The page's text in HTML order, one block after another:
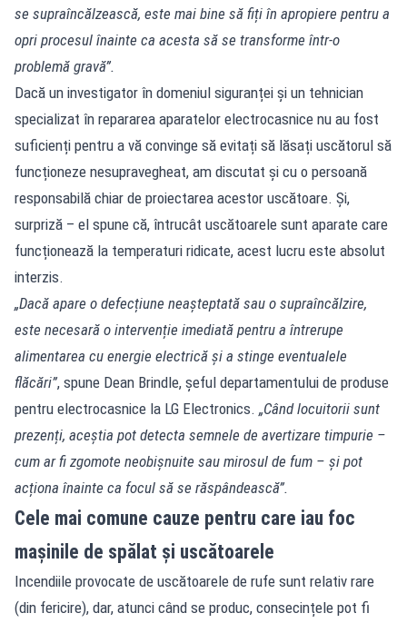
se supraîncălzească, este mai bine să fiți în apropiere pentru a
opri procesul înainte ca acesta să se transforme într-o
problemă gravă”.
Dacă un investigator în domeniul siguranței și un tehnician
specializat în repararea aparatelor electrocasnice nu au fost
suficienți pentru a vă convinge să evitați să lăsați uscătorul să
funcționeze nesupravegheat, am discutat și cu o persoană
responsabilă chiar de proiectarea acestor uscătoare. Și,
surpriză – el spune că, întrucât uscătoarele sunt aparate care
funcționează la temperaturi ridicate, acest lucru este absolut
interzis.
„Dacă apare o defecțiune neașteptată sau o supraîncălzire,
este necesară o intervenție imediată pentru a întrerupe
alimentarea cu energie electrică și a stinge eventualele
flăcări”, spune Dean Brindle, șeful departamentului de produse
pentru electrocasnice la LG Electronics. „Când locuitorii sunt
prezenți, aceștia pot detecta semnele de avertizare timpurie –
cum ar fi zgomote neobișnuite sau mirosul de fum – și pot
acționa înainte ca focul să se răspândească”.
Cele mai comune cauze pentru care iau foc
mașinile de spălat și uscătoarele
Incendiile provocate de uscătoarele de rufe sunt relativ rare
(din fericire), dar, atunci când se produc, consecințele pot fi